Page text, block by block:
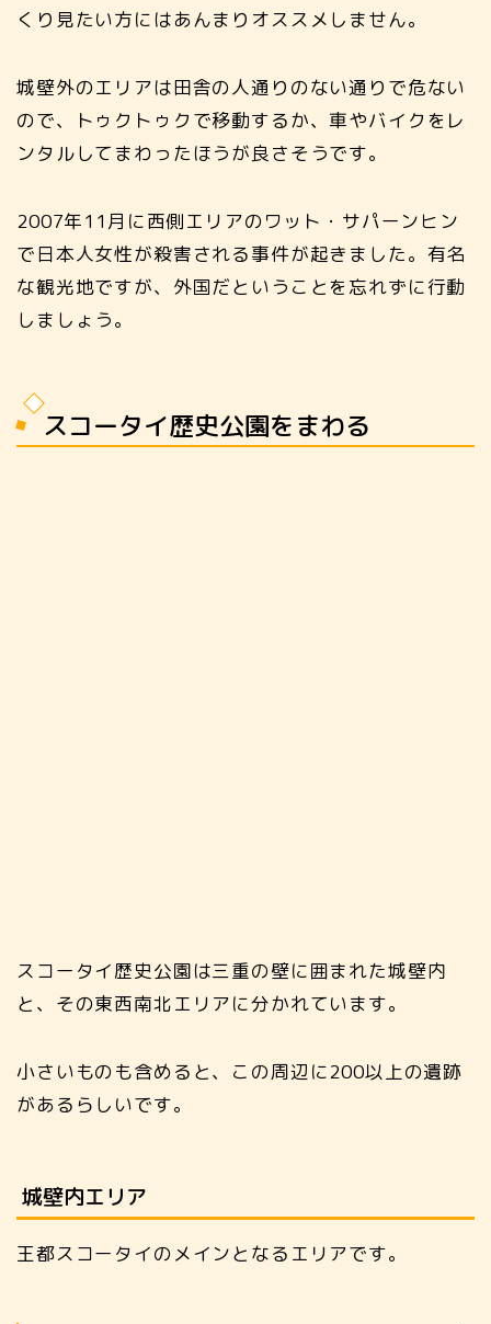
くり見たい方にはあんまりオススメしません。
城壁外のエリアは田舎の人通りのない通りで危ない
ので、トゥクトゥクで移動するか、車やバイクをレ
ンタルしてまわったほうが良さそうです。
2007年11月に西側エリアのワット・サパーンヒン
で日本人女性が殺害される事件が起きました。有名
な観光地ですが、外国だということを忘れずに行動
しましょう。
スコータイ歴史公園をまわる
スコータイ歴史公園は三重の壁に囲まれた城壁内
と、その東西南北エリアに分かれています。
小さいものも含めると、この周辺に200以上の遺跡
があるらしいです。
城壁内エリア
王都スコータイのメインとなるエリアです。